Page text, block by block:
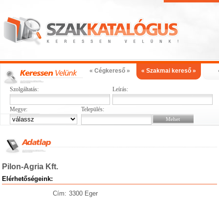
« Cégkereső » « Szakmai kereső »
Szolgáltatás: Leírás:
Megye: Település:
Pilon-Agria Kft.
Elérhetőségeink:
Cím: 3300 Eger